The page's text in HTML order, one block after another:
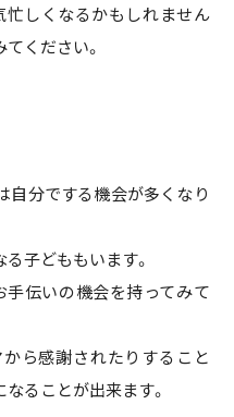
しくなるかもしれません
ください。
自分でする機会が多くなり
子どももいます。
伝いの機会を持ってみて
ら感謝されたりすること
ることが出来ます。